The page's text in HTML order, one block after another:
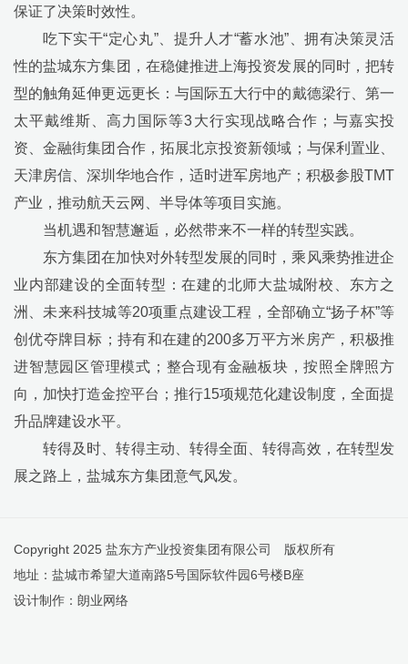
保证了决策时效性。
吃下实干“定心丸”、提升人才“蓄水池” 、拥有决策灵活
性的盐城东方集团，在稳健推进上海投资发展的同时，把转
型的触角延伸更远更长：与国际五大行中的戴德梁行、第一
太平戴维斯、高力国际等3大行实现战略合作；与嘉实投
资、金融街集团合作，拓展北京投资新领域；与保利置业、
天津房信、深圳华地合作，适时进军房地产；积极参股TMT
产业，推动航天云网、半导体等项目实施。
当机遇和智慧邂逅，必然带来不一样的转型实践。
东方集团在加快对外转型发展的同时，乘风乘势推进企
业内部建设的全面转型：在建的北师大盐城附校、东方之
洲、未来科技城等20项重点建设工程，全部确立“扬子杯”等
创优夺牌目标；持有和在建的200多万平方米房产，积极推
进智慧园区管理模式；整合现有金融板块，按照全牌照方
向，加快打造金控平台；推行15项规范化建设制度，全面提
升品牌建设水平。
转得及时、转得主动、转得全面、转得高效，在转型发
展之路上，盐城东方集团意气风发。
Copyright 2025 盐东方产业投资集团有限公司 版权所有
地址：盐城市希望大道南路5号国际软件园6号楼B座
设计制作： 朗业网络